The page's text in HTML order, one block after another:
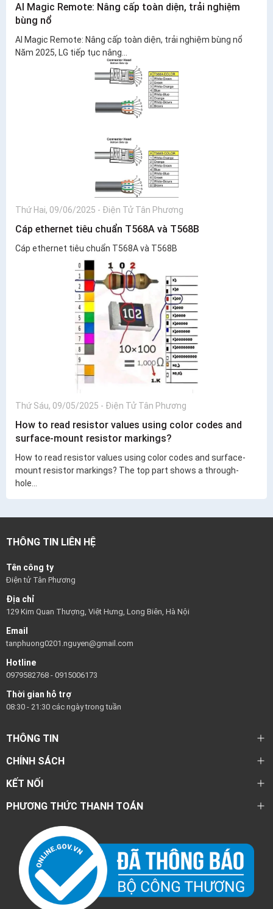
AI Magic Remote: Nâng cấp toàn diện, trải nghiệm
bùng nổ
AI Magic Remote: Nâng cấp toàn diện, trải nghiệm bùng nổ
Năm 2025, LG tiếp tục nâng...
Thứ Hai, 09/06/2025 - Điện Tử Tân Phương
Cáp ethernet tiêu chuẩn T568A và T568B
Cáp ethernet tiêu chuẩn T568A và T568B
Thứ Sáu, 09/05/2025 - Điện Tử Tân Phương
How to read resistor values using color codes and
surface-mount resistor markings?
How to read resistor values using color codes and surface-
mount resistor markings? The top part shows a through-
hole...
THÔNG TIN LIÊN HỆ
Tên công ty
Điện tử Tân Phương
Địa chỉ
129 Kim Quan Thượng, Việt Hưng, Long Biên, Hà Nội
Email
tanphuong0201.nguyen@gmail.com
Hotline
0979582768 - 0915006173
Thời gian hỗ trợ
08:30 - 21:30 các ngày trong tuần
THÔNG TIN
CHÍNH SÁCH
KẾT NỐI
PHƯƠNG THỨC THANH TOÁN